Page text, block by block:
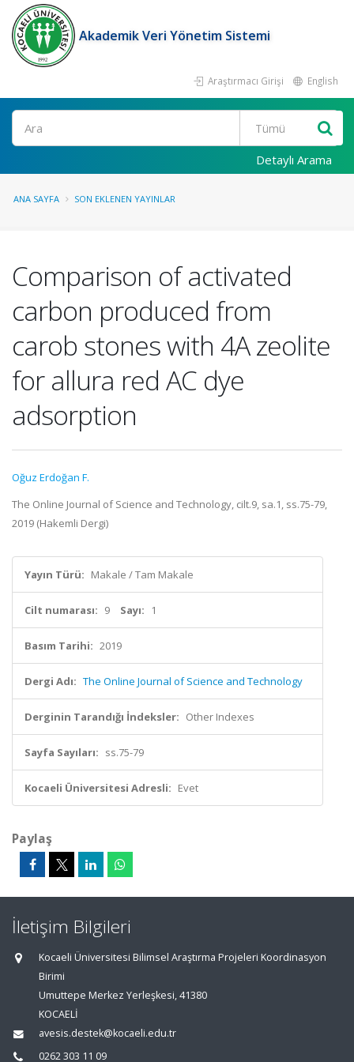
Akademik Veri Yönetim Sistemi
Araştırmacı Girişi English
Ara
Detaylı Arama
ANA SAYFA SON EKLENEN YAYINLAR
Comparison of activated
carbon produced from
carob stones with 4A zeolite
for allura red AC dye
adsorption
Oğuz Erdoğan F.
The Online Journal of Science and Technology, cilt.9, sa.1, ss.75-79,
2019 (Hakemli Dergi)
Yayın Türü: Makale / Tam Makale
Cilt numarası: 9 Sayı: 1
Basım Tarihi: 2019
Dergi Adı: The Online Journal of Science and Technology
Derginin Tarandığı İndeksler: Other Indexes
Sayfa Sayıları: ss.75-79
Kocaeli Üniversitesi Adresli: Evet
Paylaş
İletişim Bilgileri
Kocaeli Üniversitesi Bilimsel Araştırma Projeleri Koordinasyon
Birimi
Umuttepe Merkez Yerleşkesi, 41380
KOCAELİ
avesis.destek@kocaeli.edu.tr
0262 303 11 09